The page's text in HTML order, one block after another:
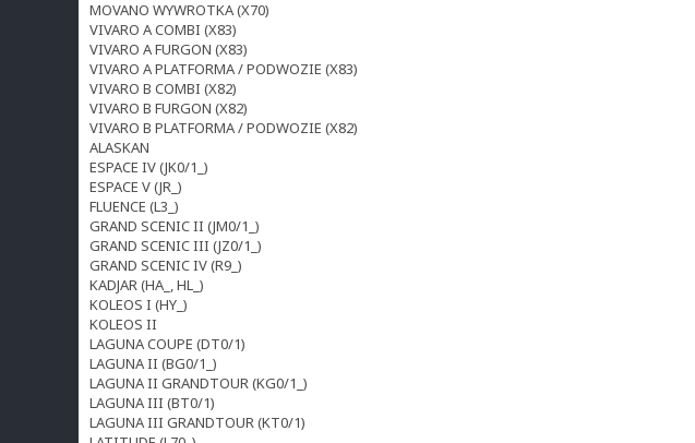
MOVANO WYWROTKA (X70)
VIVARO A COMBI (X83)
VIVARO A FURGON (X83)
VIVARO A PLATFORMA / PODWOZIE (X83)
VIVARO B COMBI (X82)
VIVARO B FURGON (X82)
VIVARO B PLATFORMA / PODWOZIE (X82)
ALASKAN
ESPACE IV (JK0/1_)
ESPACE V (JR_)
FLUENCE (L3_)
GRAND SCENIC II (JM0/1_)
GRAND SCENIC III (JZ0/1_)
GRAND SCENIC IV (R9_)
KADJAR (HA_, HL_)
KOLEOS I (HY_)
KOLEOS II
LAGUNA COUPE (DT0/1)
LAGUNA II (BG0/1_)
LAGUNA II GRANDTOUR (KG0/1_)
LAGUNA III (BT0/1)
LAGUNA III GRANDTOUR (KT0/1)